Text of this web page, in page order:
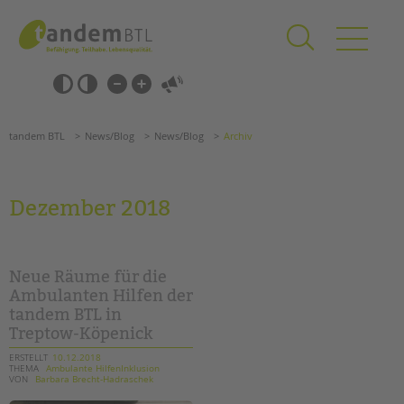
springen
Barrierefrei-
Einstellungen
überspringen
überspringen
Förderzentren
Kollegs
EFöB
Schulbezogene Sozialarbeit
Tagesgruppen
tandem BTL News/Blog News/Blog Archiv
Dezember 2018
Neue Räume für die
Ambulanten Hilfen der
tandem BTL in
Treptow-Köpenick
ERSTELLT 10.12.2018
THEMA Ambulante HilfenInklusion
VON
Barbara Brecht-Hadraschek